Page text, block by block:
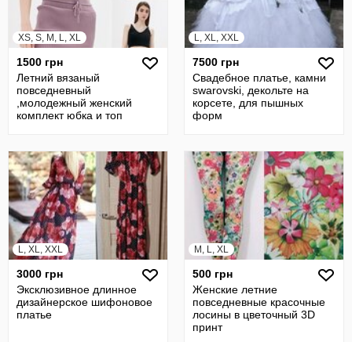
XS, S, M, L, XL
1500 грн
Летний вязаный
повседневный
,молодежный женский
комплект юбка и топ
L, XL, XXL
7500 грн
Свадебное платье, камни
swarovski, декольте на
корсете, для пышных
форм
L, XL, XXL
3000 грн
Эксклюзивное длинное
дизайнерское шифоновое
платье
M, L, XL
500 грн
Женские летние
повседневные красочные
лосины в цветочный 3D
принт